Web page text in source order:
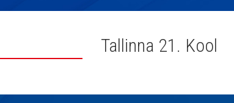
Tallinna 21. Kool